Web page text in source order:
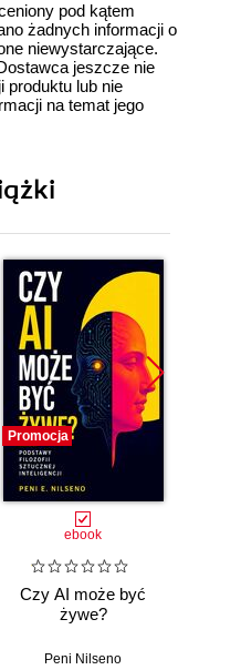
pod kątem
żadnych informacji o
niewystarczające.
jeszcze nie
produktu lub nie
na temat jego
Promocja
ebook
Czy AI może być
żywe?
Peni Nilseno